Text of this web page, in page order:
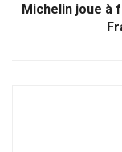
Michelin joue à